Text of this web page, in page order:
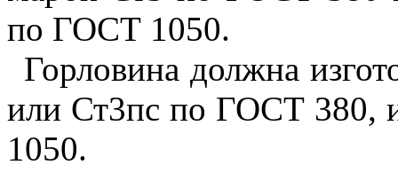
по ГОСТ 1050.
Горловина должна
или Ст3пс по ГОСТ 380,
1050.